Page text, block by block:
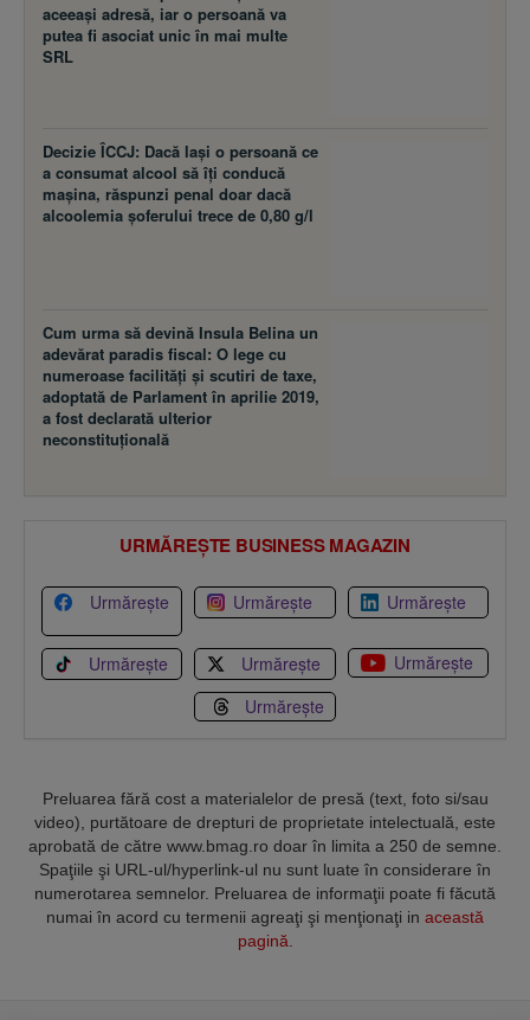
aceeaşi adresă, iar o persoană va
putea fi asociat unic în mai multe
SRL
Decizie ÎCCJ: Dacă laşi o persoană ce
a consumat alcool să îţi conducă
maşina, răspunzi penal doar dacă
alcoolemia şoferului trece de 0,80 g/l
Cum urma să devină Insula Belina un
adevărat paradis fiscal: O lege cu
numeroase facilităţi şi scutiri de taxe,
adoptată de Parlament în aprilie 2019,
a fost declarată ulterior
neconstituţională
URMĂREȘTE BUSINESS MAGAZIN
Urmărește Urmărește Urmărește
Urmărește Urmărește
Urmărește
Urmărește
Preluarea fără cost a materialelor de presă (text, foto si/sau
video), purtătoare de drepturi de proprietate intelectuală, este
aprobată de către www.bmag.ro doar în limita a 250 de semne.
Spaţiile şi URL-ul/hyperlink-ul nu sunt luate în considerare în
numerotarea semnelor. Preluarea de informaţii poate fi făcută
numai în acord cu termenii agreaţi şi menţionaţi in această
pagină.